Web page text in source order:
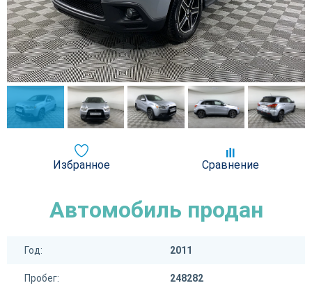
Избранное Сравнение
Автомобиль продан
Год: 2011
Пробег: 248282